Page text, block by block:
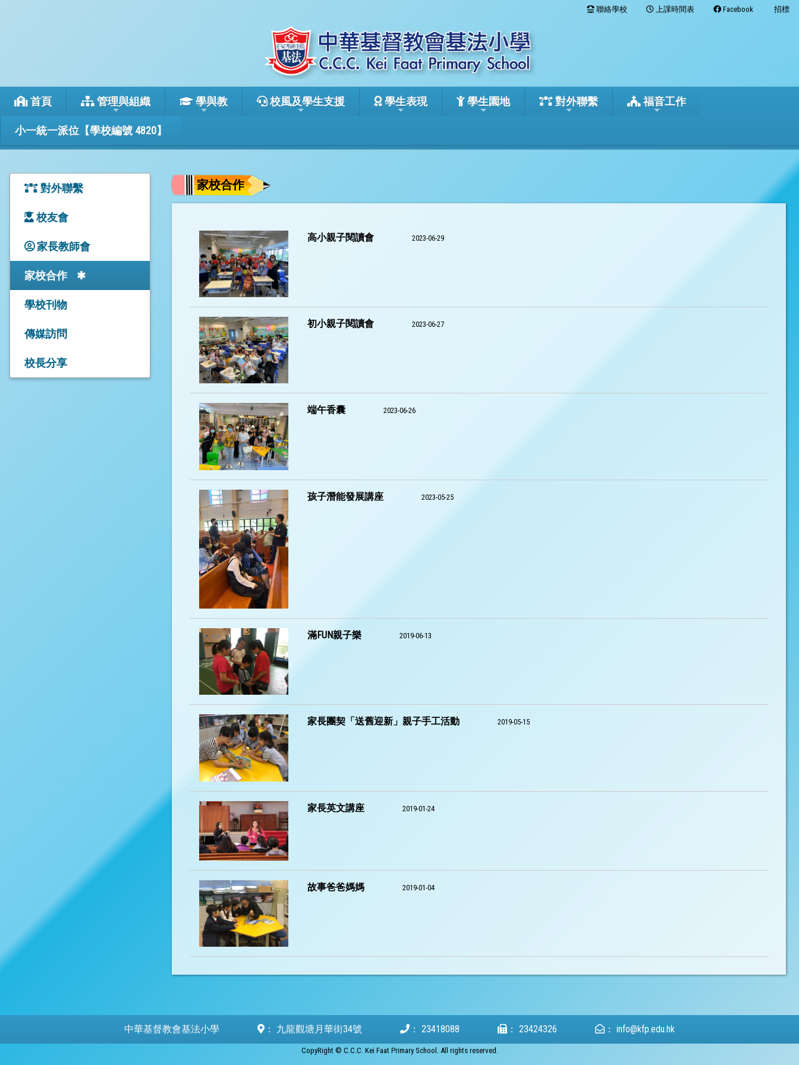
聯絡學校 上課時間表 Facebook 招標
首頁 管理與組織 學與教 校風及學生支援 學生表現 學生園地 對外聯繫 福音工作
小一統一派位【學校編號 4820】
對外聯繫
校友會
家長教師會
家校合作
學校刊物
傳媒訪問
校長分享
家校合作
高小親子閱讀會 2023-06-29
初小親子閱讀會 2023-06-27
端午香囊 2023-06-26
孩子潛能發展講座 2023-05-25
滿FUN親子樂 2019-06-13
家長團契「送舊迎新」親子手工活動 2019-05-15
家長英文講座 2019-01-24
故事爸爸媽媽 2019-01-04
中華基督教會基法小學 ： 九龍觀塘月華街34號 ： 23418088 ： 23424326 ： info@kfp.edu.hk
CopyRight © C.C.C. Kei Faat Primary School. All rights reserved.